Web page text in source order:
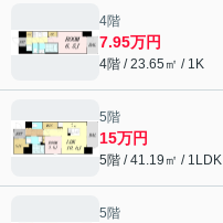
4階
7.95万円
4階 / 23.65㎡ / 1K
5階
15万円
5階 / 41.19㎡ / 1LDK
5階